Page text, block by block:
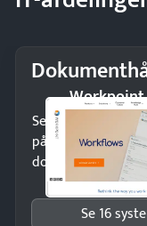
Send kontrakter
på minutter og
dokumenter.
Se 16